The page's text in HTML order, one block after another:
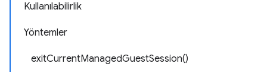
Kullanılabilirlik
Yöntemler
exitCurrentManagedGuestSession()